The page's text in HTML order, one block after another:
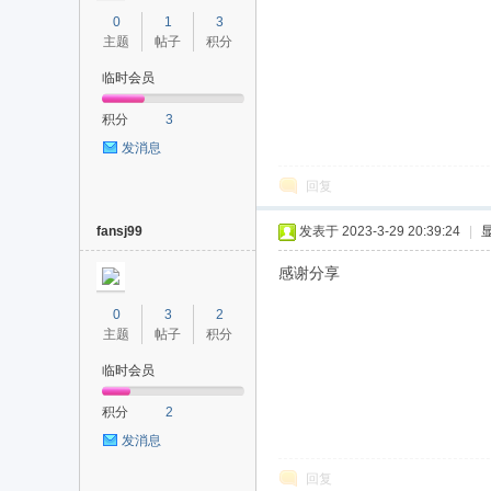
0
主题
1
帖子
3
积分
临时会员
积分
3
发消息
回复
fansj99
0
主题
3
帖子
2
积分
临时会员
积分
2
发消息
发表于 2023-3-29 20:39:24
感谢分享
回复